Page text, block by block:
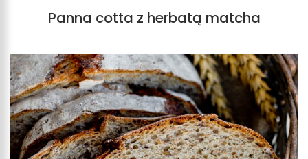
Panna cotta z herbatą matcha